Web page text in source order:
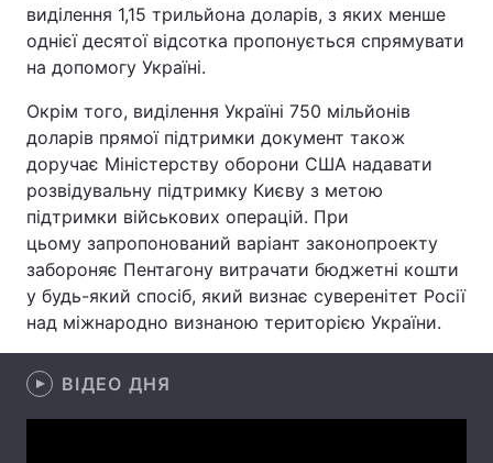
Здоров'я Туризм
Екологія Регіони
Лонгріди
Відео з Youtube Статті
Інтерв'ю Думки
Контакти
виділення 1,15 трильйона доларів, з яких менше
однієї десятої відсотка пропонується спрямувати
на допомогу Україні.
Окрім того, виділення Україні 750 мільйонів
доларів прямої підтримки документ також
доручає Міністерству оборони США надавати
розвідувальну підтримку Києву з метою
підтримки військових операцій. При
цьому запропонований варіант законопроекту
забороняє Пентагону витрачати бюджетні кошти
у будь-який спосіб, який визнає суверенітет Росії
над міжнародно визнаною територією України.
ВІДЕО ДНЯ